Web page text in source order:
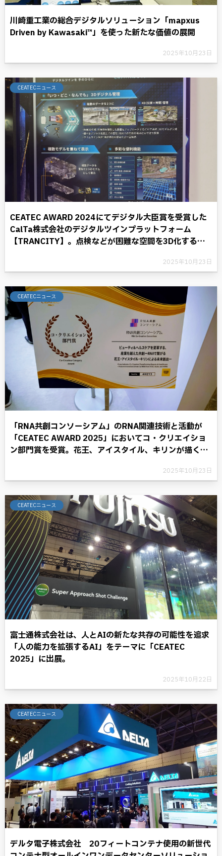
川崎重工業の総合デジタルソリューション「mapxus
Driven by Kawasaki™」を使った新たな価値の展開
2025年10月23日
CEATECニュース
CEATEC AWARD 2024にてデジタル大臣賞を受賞した
CalTa株式会社のデジタルツインプラットフォーム
【TRANCITY】。点検などが困難な空間を3D化するこ
2025年10月23日
CEATECニュース
「RNA共創コンソーシアム」のRNA関連技術と活動が
「CEATEC AWARD 2025」においてコ・クリエイショ
ン部門賞を受賞。花王、アイスタイル、キリンが描く
2025年10月23日
CEATECニュース
富士通株式会社は、人とAIの新たな共存の可能性を追求
「人の能力を拡張するAI」をテーマに「CEATEC
2025」に出展。
2025年10月22日
CEATECニュース
デルタ電子株式会社 20フィートコンテナ使用の新世代